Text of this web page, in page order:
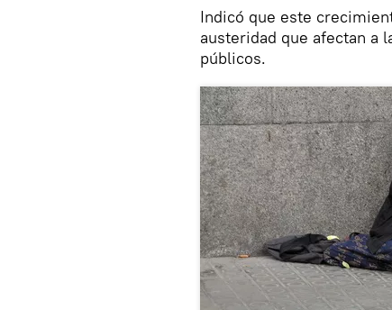
Indicó que este
austeridad que afectan a
públicos.